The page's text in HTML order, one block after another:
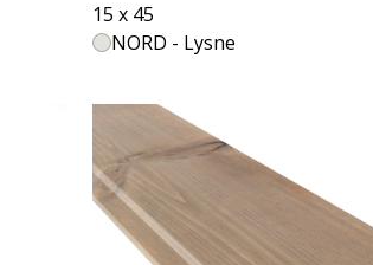
15 x 45
NORD - Lysne